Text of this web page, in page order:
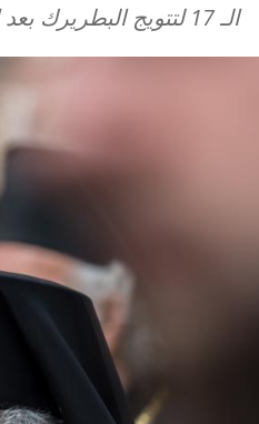
الـ 17 لتتويج البطريرك بعد انتخابه.